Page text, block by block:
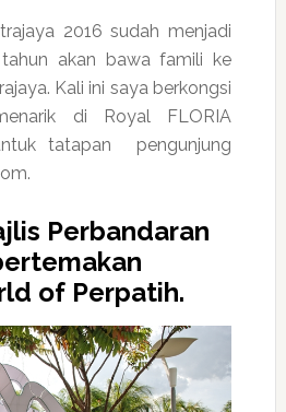
2016 sudah menjadi
akan bawa famili ke
Kali ini saya berkongsi
di Royal FLORIA
tatapan pengunjung
Perbandaran
of Perpatih.